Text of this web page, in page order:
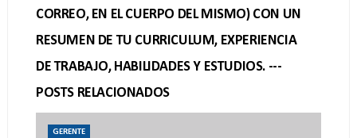
CORREO, EN EL CUERPO DEL MISMO) CON UN
RESUMEN DE TU CURRICULUM, EXPERIENCIA
DE TRABAJO, HABILIDADES Y ESTUDIOS. ---
POSTS RELACIONADOS
GERENTE